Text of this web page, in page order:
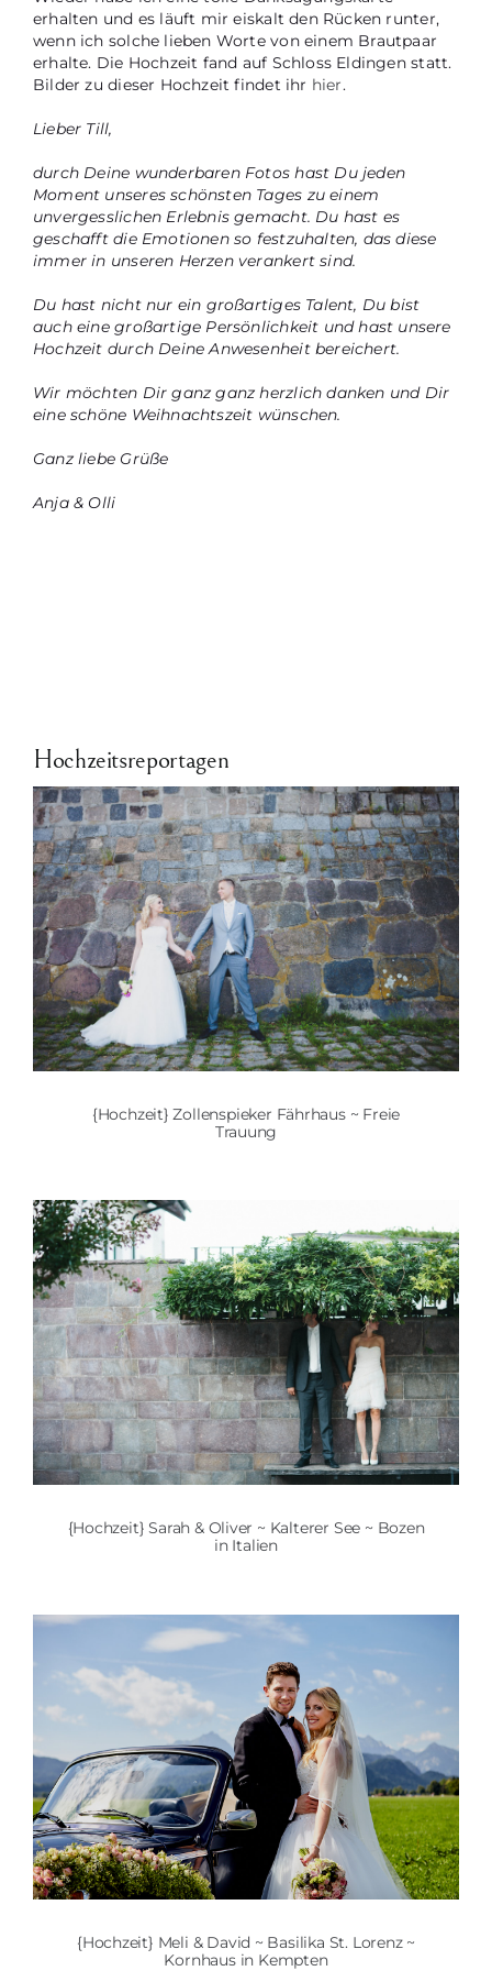
erhalten und es läuft mir eiskalt den Rücken runter,
wenn ich solche lieben Worte von einem Brautpaar
erhalte. Die Hochzeit fand auf Schloss Eldingen statt.
Bilder zu dieser Hochzeit findet ihr hier.
Lieber Till,
durch Deine wunderbaren Fotos hast Du jeden
Moment unseres schönsten Tages zu einem
unvergesslichen Erlebnis gemacht. Du hast es
geschafft die Emotionen so festzuhalten, das diese
immer in unseren Herzen verankert sind.
Du hast nicht nur ein großartiges Talent, Du bist
auch eine großartige Persönlichkeit und hast unsere
Hochzeit durch Deine Anwesenheit bereichert.
Wir möchten Dir ganz ganz herzlich danken und Dir
eine schöne Weihnachtszeit wünschen.
Ganz liebe Grüße
Anja & Olli
Hochzeitsreportagen
{Hochzeit} Zollenspieker Fährhaus ~ Freie
Trauung
{Hochzeit} Sarah & Oliver ~ Kalterer See ~ Bozen
in Italien
{Hochzeit} Meli & David ~ Basilika St. Lorenz ~
Kornhaus in Kempten